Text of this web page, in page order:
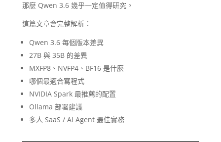
那麼 Qwen 3.6 幾乎一定值得研究。
這篇文章會完整解析：
Qwen 3.6 每個版本差異
27B 與 35B 的差異
MXFP8、NVFP4、BF16 是什麼
哪個最適合寫程式
NVIDIA Spark 最推薦的配置
Ollama 部署建議
多人 SaaS / AI Agent 最佳實務